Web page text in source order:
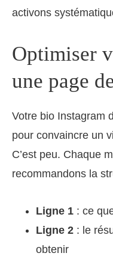
activons
Optimiser
une page
Votre bio Instagram
pour convaincre un
C’est peu. Chaque
recommandons la
Ligne 1 : ce
Ligne 2 : le
obtenir